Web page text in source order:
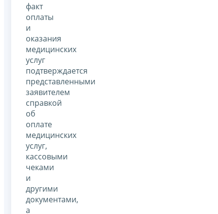
факт
оплаты
и
оказания
медицинских
услуг
подтверждается
представленными
заявителем
справкой
об
оплате
медицинских
услуг,
кассовыми
чеками
и
другими
документами,
а